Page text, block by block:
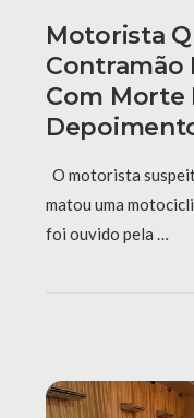
Motorista
Contramão
Com Morte
O motorista
matou uma
foi ouvido pela …